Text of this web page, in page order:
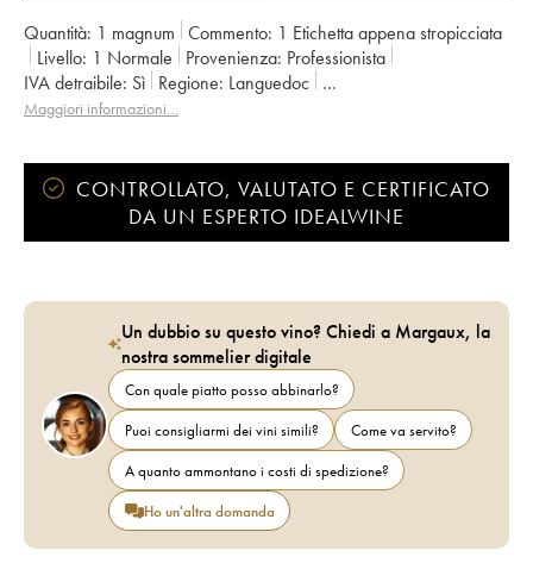
Quantità: 1 magnum Commento: 1 Etichetta appena stropicciata
Livello: 1 Normale Provenienza:
professionista
IVA detraibile:
sì Regione: Languedoc
Denominazione: Terrasses du Larzac
Maggiori informazioni…
CONTROLLATO, VALUTATO E CERTIFICATO
DA UN ESPERTO IDEALWINE
Un dubbio su questo vino? Chiedi a Margaux, la
nostra sommelier digitale
Con quale piatto posso abbinarlo?
Puoi consigliarmi dei vini simili?
Come va servito?
A quanto ammontano i costi di spedizione?
Ho un'altra domanda